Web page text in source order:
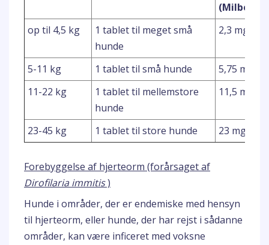
op til 4,5 kg
1 tablet til meget små
hunde
2,3 mg
5-11 kg 1 tablet til små hunde
5,75 mg
11-22 kg
1 tablet til mellemstore
hunde
11,5 mg
23-45 kg 1 tablet til store hunde 23 mg
Forebyggelse af hjerteorm (forårsaget af
Dirofilaria immitis)
Hunde i områder, der er endemiske med hensyn
til hjerteorm, eller hunde, der har rejst i sådanne
områder, kan være inficeret med voksne